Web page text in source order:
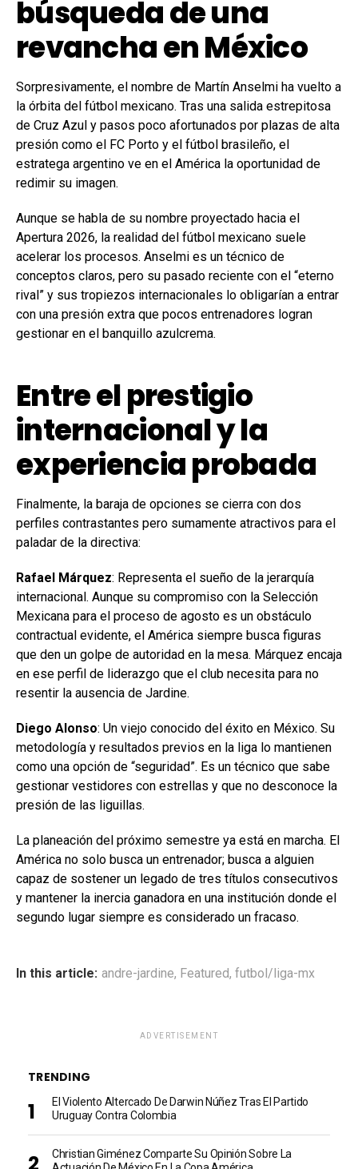
búsqueda de una
revancha en México
Sorpresivamente, el nombre de Martín Anselmi ha vuelto a
la órbita del fútbol mexicano. Tras una salida estrepitosa
de Cruz Azul y pasos poco afortunados por plazas de alta
presión como el FC Porto y el fútbol brasileño, el
estratega argentino ve en el América la oportunidad de
redimir su imagen.
Aunque se habla de su nombre proyectado hacia el
Apertura 2026, la realidad del fútbol mexicano suele
acelerar los procesos. Anselmi es un técnico de
conceptos claros, pero su pasado reciente con el “eterno
rival” y sus tropiezos internacionales lo obligarían a entrar
con una presión extra que pocos entrenadores logran
gestionar en el banquillo azulcrema.
Entre el prestigio
internacional y la
experiencia probada
Finalmente, la baraja de opciones se cierra con dos
perfiles contrastantes pero sumamente atractivos para el
paladar de la directiva:
Rafael Márquez: Representa el sueño de la jerarquía
internacional. Aunque su compromiso con la Selección
Mexicana para el proceso de agosto es un obstáculo
contractual evidente, el América siempre busca figuras
que den un golpe de autoridad en la mesa. Márquez encaja
en ese perfil de liderazgo que el club necesita para no
resentir la ausencia de Jardine.
Diego Alonso: Un viejo conocido del éxito en México. Su
metodología y resultados previos en la liga lo mantienen
como una opción de “seguridad”. Es un técnico que sabe
gestionar vestidores con estrellas y que no desconoce la
presión de las liguillas.
La planeación del próximo semestre ya está en marcha. El
América no solo busca un entrenador; busca a alguien
capaz de sostener un legado de tres títulos consecutivos
y mantener la inercia ganadora en una institución donde el
segundo lugar siempre es considerado un fracaso.
In this article: andre-jardine, Featured, futbol/liga-mx
ADVERTISEMENT
TRENDING
El Violento Altercado De Darwin Núñez Tras El Partido
Uruguay Contra Colombia
Christian Giménez Comparte Su Opinión Sobre La